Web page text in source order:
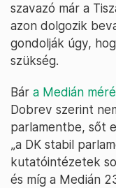
szavazó már a
azon dolgozik
gondolják úgy,
szükség.
Bár a Medián
Dobrev szerint
parlamentbe, sőt
„a DK stabil
kutatóintézetek
és míg a Medián